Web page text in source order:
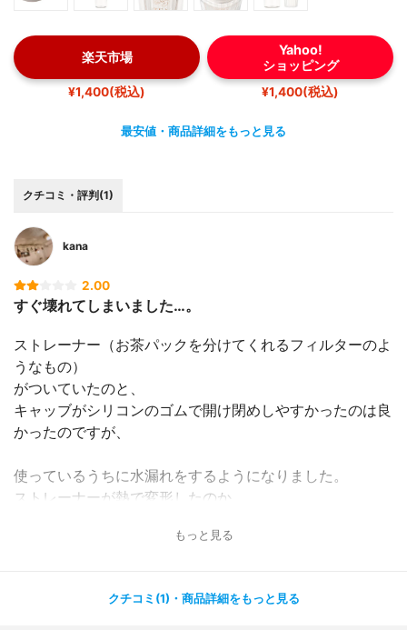
楽天市場
¥1,400(税込)
Yahoo!
ショッピング
¥1,400(税込)
最安値・商品詳細をもっと見る
クチコミ・評判(1)
kana
2.00
すぐ壊れてしまいました…。
ストレーナー（お茶パックを分けてくれるフィルターのよ
うなもの）
がついていたのと、
キャッブがシリコンのゴムで開け閉めしやすかったのは良
かったのですが、
使っているうちに水漏れをするようになりました。
ストレーナーが熱で変形したのか、
蓋がしっかり閉まらなくなったのが原因みたいでした。
騙しだまし使っていたのですが、
もっと見る
クチコミ(1)・商品詳細をもっと見る